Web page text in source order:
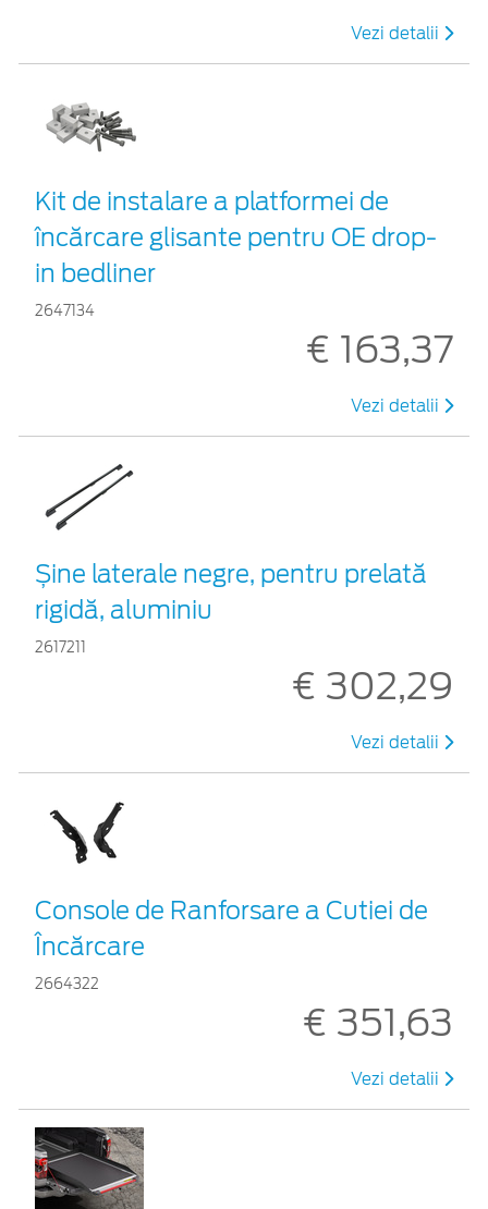
Vezi detalii
Kit de instalare a platformei de
încărcare glisante pentru OE drop-
in bedliner
2647134
€ 163,37
Vezi detalii
Șine laterale negre, pentru prelată
rigidă, aluminiu
2617211
€ 302,29
Vezi detalii
Console de Ranforsare a Cutiei de
Încărcare
2664322
€ 351,63
Vezi detalii